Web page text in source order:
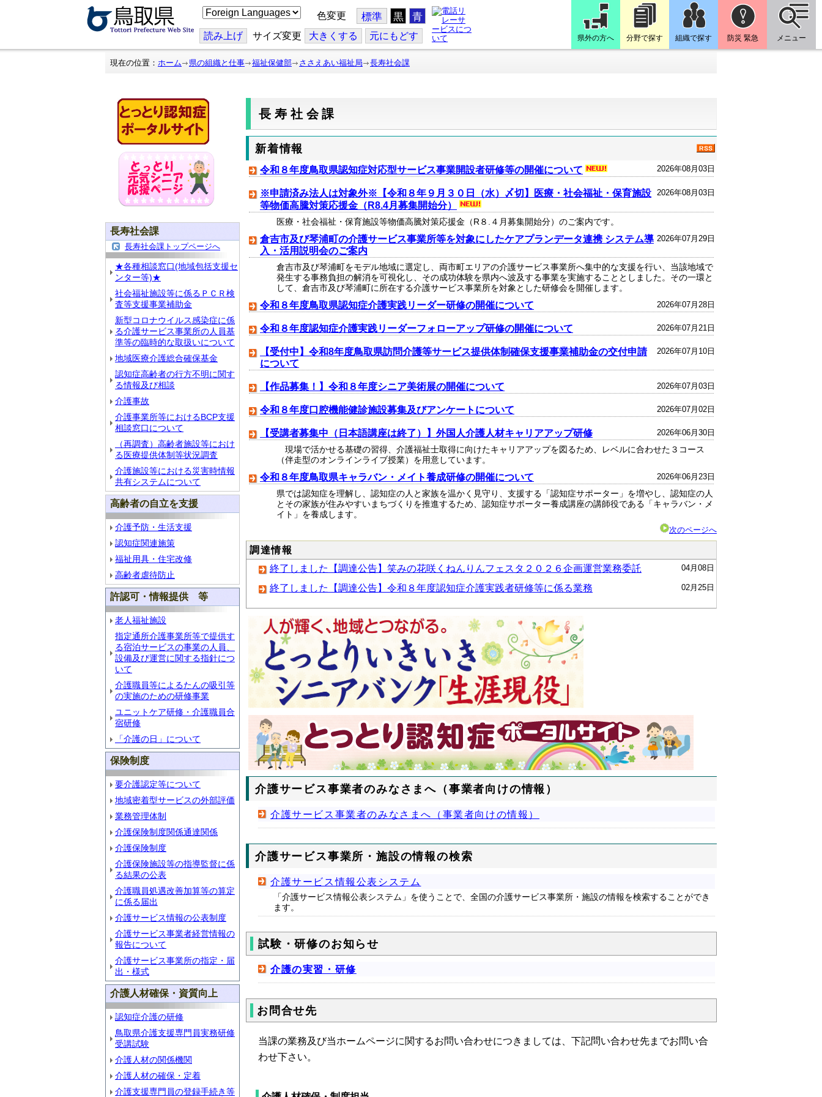
こ
の
ジ
を
翻
色変更 標準 黒 青
読み上げ サイズ変更 大きくする 元にもどす 県外の方へ 分野で探す 組織で探す 防災 緊急 メニュー
現在の位置： ホーム 県の組織と仕事 福祉保健部 ささえあい福祉局 長寿社会課
長寿社会課
長寿社会課トップページへ
★各種相談窓口(地域包括支援セ
ンター等)★
社会福祉施設等に係るＰＣＲ検
査等支援事業補助金
新型コロナウイルス感染症に係
る介護サービス事業所の人員基
準等の臨時的な取扱いについて
地域医療介護総合確保基金
認知症高齢者の行方不明に関す
る情報及び相談
介護事故
介護事業所等におけるBCP支援
相談窓口について
（再調査）高齢者施設等におけ
る医療提供体制等状況調査
介護施設等における災害時情報
共有システムについて
高齢者の自立を支援
介護予防・生活支援
認知症関連施策
福祉用具・住宅改修
高齢者虐待防止
許認可・情報提供 等
老人福祉施設
指定通所介護事業所等で提供す
る宿泊サービスの事業の人員、
設備及び運営に関する指針につ
いて
介護職員等によるたんの吸引等
の実施のための研修事業
ユニットケア研修・介護職員合
宿研修
「介護の日」について
保険制度
要介護認定等について
地域密着型サービスの外部評価
業務管理体制
介護保険制度関係通達関係
介護保険制度
介護保険施設等の指導監督に係
る結果の公表
介護職員処遇改善加算等の算定
に係る届出
介護サービス情報の公表制度
介護サービス事業者経営情報の
報告について
介護サービス事業所の指定・届
出・様式
介護人材確保・資質向上
認知症介護の研修
鳥取県介護支援専門員実務研修
受講試験
介護人材の関係機関
介護人材の確保・定着
介護支援専門員の登録手続き等
長寿社会課
新着情報
2026年08月03日
令和８年度鳥取県認知症対応型サービス事業開設者研修等の開催について
2026年08月03日
※申請済み法人は対象外※【令和８年９月３０日（水）〆切】医療・社会福祉・保育施設
等物価高騰対策応援金（R8.4月募集開始分）
医療・社会福祉・保育施設等物価高騰対策応援金（R８.４月募集開始分）のご案内です。
2026年07月29日
倉吉市及び琴浦町の介護サービス事業所等を対象にしたケアプランデータ連携 システム導
入・活用説明会のご案内
倉吉市及び琴浦町をモデル地域に選定し、両市町エリアの介護サービス事業所へ集中的な支援を行い、当該地域で
発生する事務負担の解消を可視化し、その成功体験を県内へ波及する事業を実施することとしました。その一環と
して、倉吉市及び琴浦町に所在する介護サービス事業所を対象とした研修会を開催します。
2026年07月28日
令和８年度鳥取県認知症介護実践リーダー研修の開催について
2026年07月21日
令和８年度認知症介護実践リーダーフォローアップ研修の開催について
2026年07月10日
【受付中】令和8年度鳥取県訪問介護等サービス提供体制確保支援事業補助金の交付申請
について
2026年07月03日
【作品募集！】令和８年度シニア美術展の開催について
2026年07月02日
令和８年度口腔機能健診施設募集及びアンケートについて
2026年06月30日
【受講者募集中（日本語講座は終了）】外国人介護人材キャリアアップ研修
現場で活かせる基礎の習得、介護福祉士取得に向けたキャリアアップを図るため、レベルに合わせた３コース
（伴走型のオンラインライブ授業）を用意しています。
2026年06月23日
令和８年度鳥取県キャラバン・メイト養成研修の開催について
県では認知症を理解し、認知症の人と家族を温かく見守り、支援する「認知症サポーター」を増やし、認知症の人
とその家族が住みやすいまちづくりを推進するため、認知症サポーター養成講座の講師役である「キャラバン・メ
イト」を養成します。
次のページへ
調達情報
04月08日
終了しました【調達公告】笑みの花咲くねんりんフェスタ２０２６企画運営業務委託
02月25日
終了しました【調達公告】令和８年度認知症介護実践者研修等に係る業務
介護サービス事業者のみなさまへ（事業者向けの情報）
介護サービス事業者のみなさまへ（事業者向けの情報）
介護サービス事業所・施設の情報の検索
介護サービス情報公表システム
「介護サービス情報公表システム」を使うことで、全国の介護サービス事業所・施設の情報を検索することができ
ます。
試験・研修のお知らせ
介護の実習・研修
お問合せ先
当課の業務及び当ホームページに関するお問い合わせにつきましては、下記問い合わせ先までお問い合
わせ下さい。